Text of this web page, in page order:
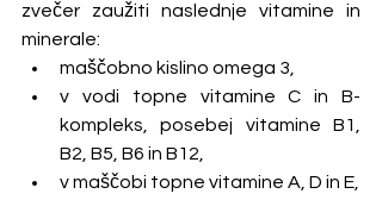
zvečer zaužiti naslednje vitamine in
minerale:
maščobno kislino omega 3,
v vodi topne vitamine C in B-
kompleks, posebej vitamine B1,
B2, B5, B6 in B12,
v maščobi topne vitamine A, D in E,